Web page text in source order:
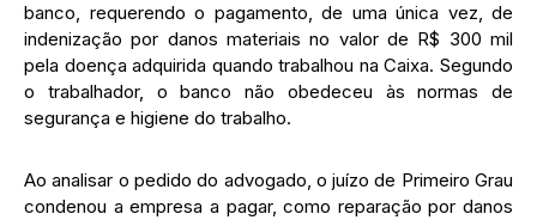
banco, requerendo o pagamento, de uma única vez, de
indenização por danos materiais no valor de R$ 300 mil
pela doença adquirida quando trabalhou na Caixa. Segundo
o trabalhador, o banco não obedeceu às normas de
segurança e higiene do trabalho.
Ao analisar o pedido do advogado, o juízo de Primeiro Grau
condenou a empresa a pagar, como reparação por danos